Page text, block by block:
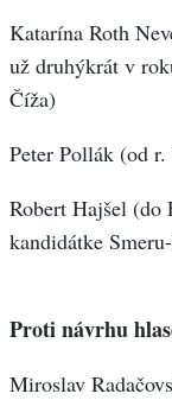
Katarína Roth
už druhýkrát v
Číža)
Peter Pollák (od
Robert Hajšel (do
kandidátke
Proti návrhu
Miroslav